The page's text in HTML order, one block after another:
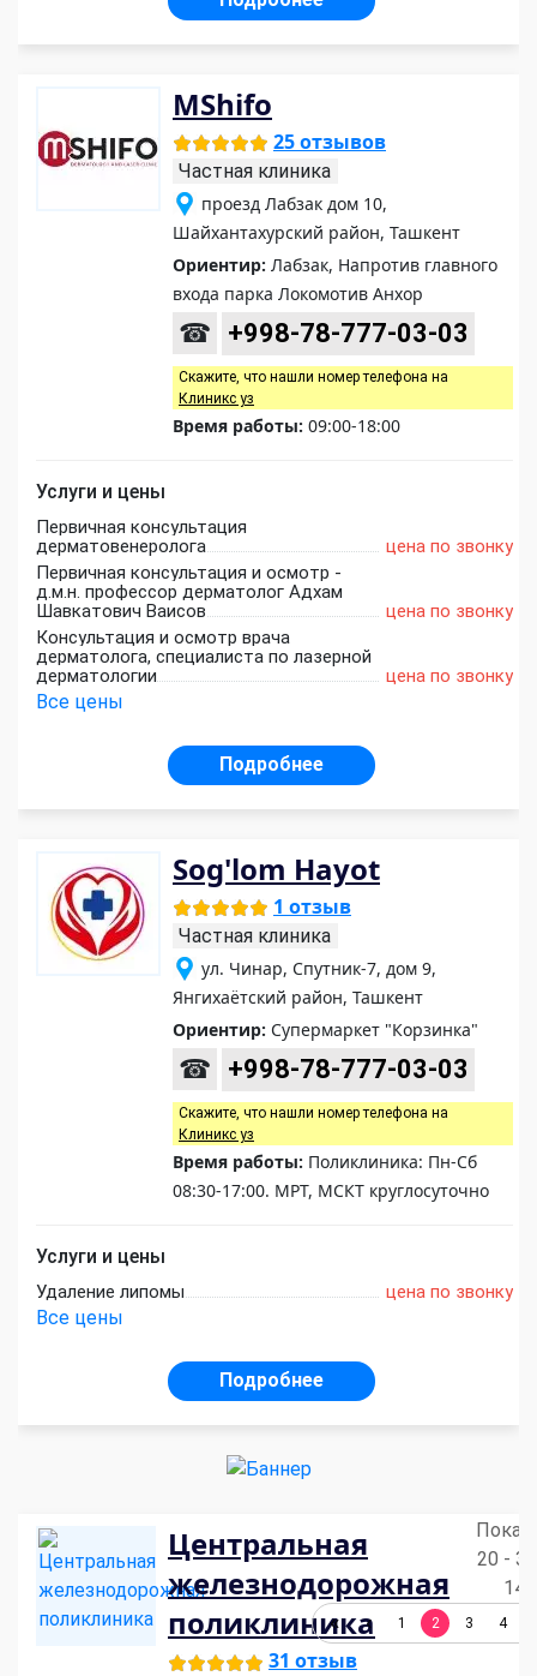
MShifo
25 отзывов
Частная клиника
проезд Лабзак дом 10,
Шайхантахурский район, Ташкент
Ориентир: Лабзак, Напротив главного
входа парка Локомотив Анхор
☎ +998-78-777-03-03
Скажите, что нашли номер телефона на
Клиникс уз
Время работы: 09:00-18:00
Услуги и цены
Первичная консультация
дерматовенеролога
цена по звонку
Первичная консультация и осмотр -
д.м.н. профессор дерматолог Адхам
Шавкатович Ваисов
цена по звонку
Консультация и осмотр врача
дерматолога, специалиста по лазерной
дерматологии
цена по звонку
Все цены
Подробнее
Sog'lom Hayot
1 отзыв
Частная клиника
ул. Чинар, Спутник-7, дом 9,
Янгихаётский район, Ташкент
Ориентир: Супермаркет "Корзинка"
☎ +998-78-777-03-03
Скажите, что нашли номер телефона на
Клиникс уз
Время работы: Поликлиника: Пн-Сб
08:30-17:00. МРТ, МСКТ круглосуточно
Услуги и цены
Удаление липомы цена по звонку
Все цены
Подробнее
Центральная
железнодорожная
поликлиника
31 отзыв
20 -
148
1 2 3 4